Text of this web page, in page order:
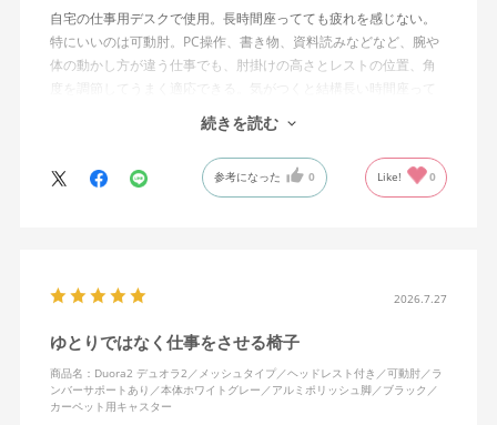
自宅の仕事用デスクで使用。長時間座ってても疲れを感じない。
特にいいのは可動肘。PC操作、書き物、資料読みなどなど、腕や
体の動かし方が違う仕事でも、肘掛けの高さとレストの位置、角
度を調節してうまく適応できる。気がつくと結構長い時間座って
ランバーサポートは思ったよりやさしいサポート。従来使ってい
た骨盤サポートチェアよりも支える感じは緩やかだが、姿勢の崩
の夏の暑さを考えてメッシュを選んで正解。暑気が上がる2階の仕
ープグリーンも爽やかさを感じさせてGOOD。
シンプルで機能性の高いバランスのとれたチェア。背面とヘッド
レストにもたれかかるような使い方はまだあまりしていないが、
続きを読む
参考になった 0 Like! 0
2026.7.27
ゆとりではなく仕事をさせる椅子
商品名：Duora2 デュオラ2／メッシュタイプ／ヘッドレスト付き／可動肘／ラ
ンバーサポートあり／本体ホワイトグレー／アルミポリッシュ脚／ブラック／
カーペット用キャスター